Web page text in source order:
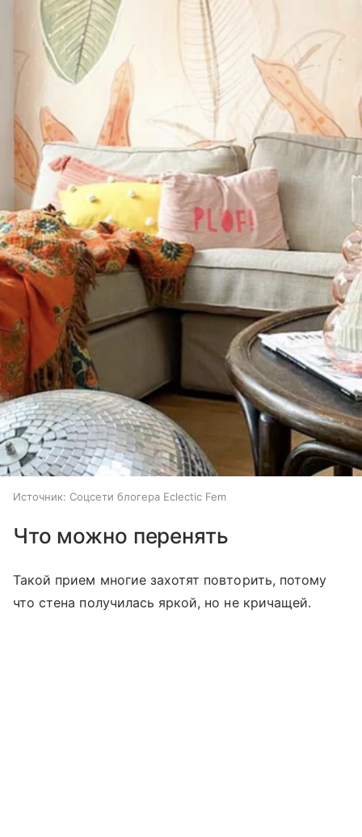
Источник: Соцсети блогера Eclectic Fem
Что можно перенять
Такой прием многие захотят повторить, потому
что стена получилась яркой, но не кричащей.